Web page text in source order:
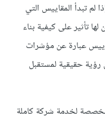
تبدأ المقاييس التي
تأثير على كيفية بناء
عبارة عن مؤشرات
رؤية حقيقية لمستقبل
لخدمة شركة كاملة